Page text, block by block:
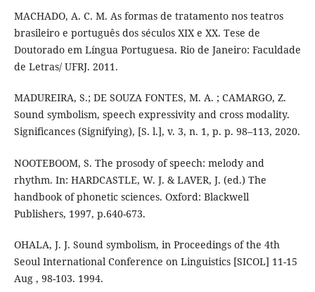
MACHADO, A. C. M. As formas de tratamento nos teatros
brasileiro e português dos séculos XIX e XX. Tese de
Doutorado em Língua Portuguesa. Rio de Janeiro: Faculdade
de Letras/ UFRJ. 2011.
MADUREIRA, S.; DE SOUZA FONTES, M. A. ; CAMARGO, Z.
Sound symbolism, speech expressivity and cross modality.
Significances (Signifying), [S. l.], v. 3, n. 1, p. p. 98–113, 2020.
NOOTEBOOM, S. The prosody of speech: melody and
rhythm. In: HARDCASTLE, W. J. & LAVER, J. (ed.) The
handbook of phonetic sciences. Oxford: Blackwell
Publishers, 1997, p.640-673.
OHALA, J. J. Sound symbolism, in Proceedings of the 4th
Seoul International Conference on Linguistics [SICOL] 11-15
Aug , 98-103. 1994.